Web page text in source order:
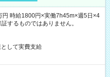
時給1800円×実働7h45m×週5日×4
するものではありません。
して実費支給